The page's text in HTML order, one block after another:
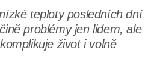
teploty posledních dní
problémy jen lidem, ale
život i volně